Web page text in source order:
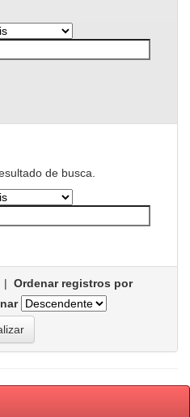
de busca.
| Ordenar registros por